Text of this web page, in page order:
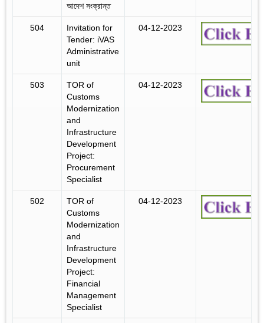
আদেশ সংক্রান্ত
504
Invitation for
Tender: iVAS
Administrative
unit
04-12-2023
503
TOR of
Customs
Modernization
and
Infrastructure
Development
Project:
Procurement
Specialist
04-12-2023
502
TOR of
Customs
Modernization
and
Infrastructure
Development
Project:
Financial
Management
Specialist
04-12-2023